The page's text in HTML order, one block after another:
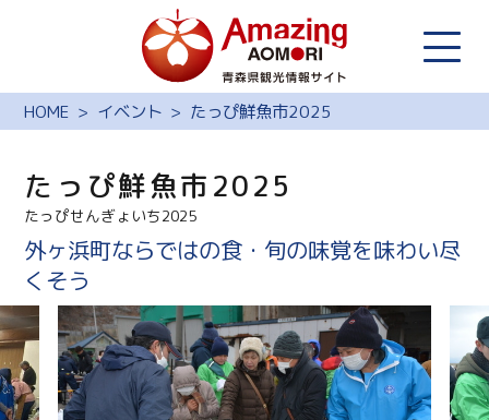
HOME イベント たっぴ鮮魚市2025
たっぴ鮮魚市2025
たっぴせんぎょいち2025
外ヶ浜町ならではの食・旬の味覚を味わい尽
くそう